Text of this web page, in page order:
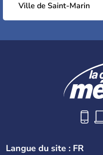
Ville de Saint-Marin
Langue du site : FR